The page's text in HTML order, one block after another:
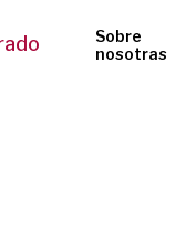
Sobre
nosotras